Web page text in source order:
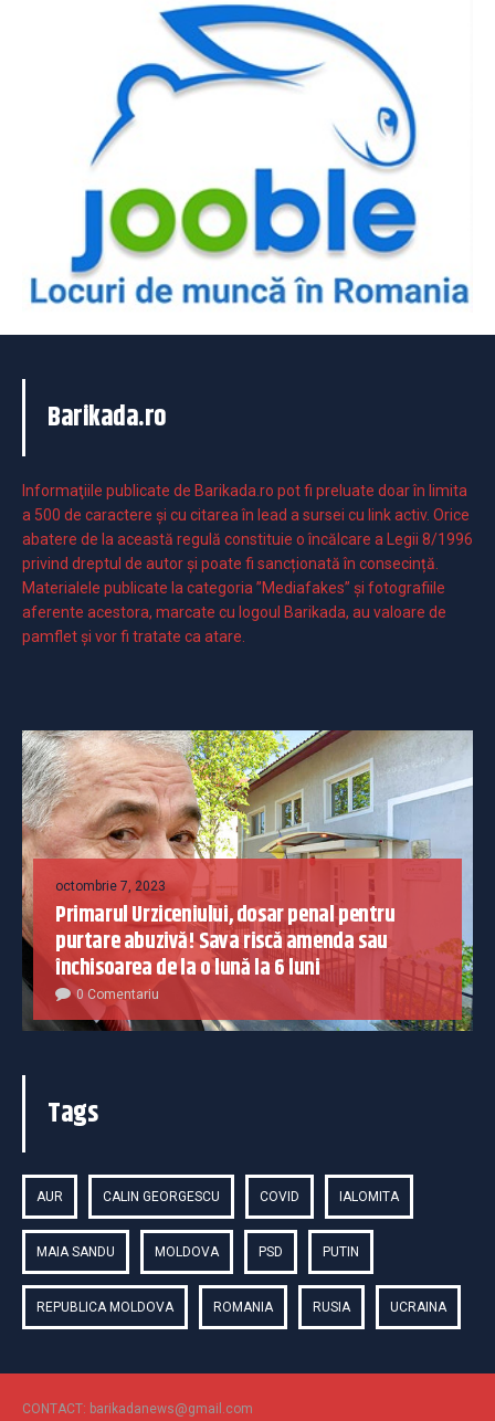
Barikada.ro
Informaţiile publicate de Barikada.ro pot fi preluate doar în limita
a 500 de caractere şi cu citarea în lead a sursei cu link activ. Orice
abatere de la această regulă constituie o încălcare a Legii 8/1996
privind dreptul de autor și poate fi sancționată în consecință.
Materialele publicate la categoria ”Mediafakes” și fotografiile
aferente acestora, marcate cu logoul Barikada, au valoare de
pamflet și vor fi tratate ca atare.
octombrie 7, 2023
Primarul Urziceniului, dosar penal pentru
purtare abuzivă! Sava riscă amenda sau
închisoarea de la o lună la 6 luni
0 Comentariu
Tags
AUR CALIN GEORGESCU COVID IALOMITA
MAIA SANDU MOLDOVA PSD PUTIN
REPUBLICA MOLDOVA ROMANIA RUSIA UCRAINA
CONTACT: barikadanews@gmail.com